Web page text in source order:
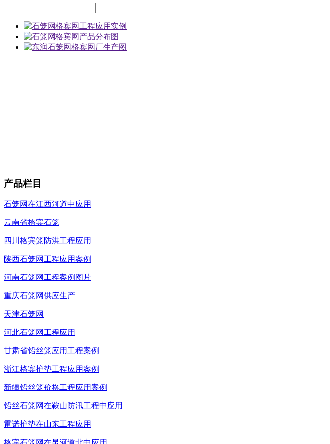
产品栏目
石笼网在江西河道中应用
云南省格宾石笼
四川格宾笼防洪工程应用
陕西石笼网工程应用案例
河南石笼网工程案例图片
重庆石笼网供应生产
天津石笼网
河北石笼网工程应用
甘肃省铅丝笼应用工程案例
浙江格宾护垫工程应用案例
新疆铅丝笼价格工程应用案例
铅丝石笼网在鞍山防汛工程中应用
雷诺护垫在山东工程应用